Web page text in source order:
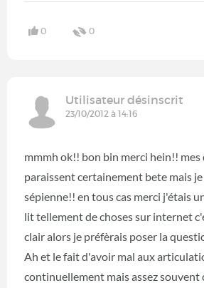
0 0
Utilisateur désinscrit
23/10/2012 à 14:16
mmmh ok!! bon bin merci hein!!
paraissent certainement bete mais
sépienne!! en tous cas merci j'étais
lit tellement de choses sur internet
clair alors je préfèrais poser la
Ah et le fait d'avoir mal aux
continuellement mais assez souvent